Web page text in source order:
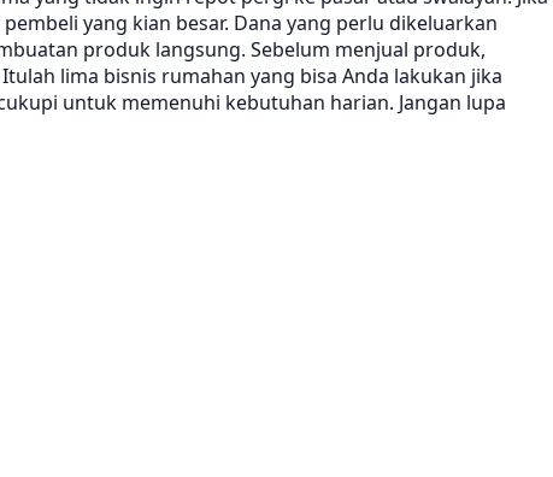
yang kian besar. Dana yang perlu dikeluarkan
produk langsung. Sebelum menjual produk,
lima bisnis rumahan yang bisa Anda lakukan jika
untuk memenuhi kebutuhan harian. Jangan lupa